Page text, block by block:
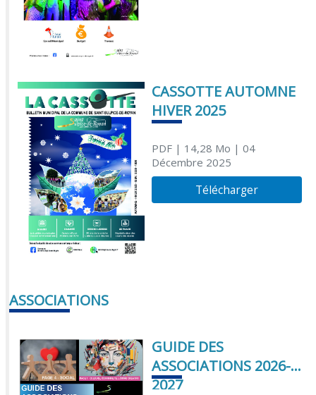
CASSOTTE AUTOMNE
HIVER 2025
PDF| 14,28 Mo | 04
Décembre 2025
Télécharger
ASSOCIATIONS
GUIDE DES
ASSOCIATIONS 2026-
2027